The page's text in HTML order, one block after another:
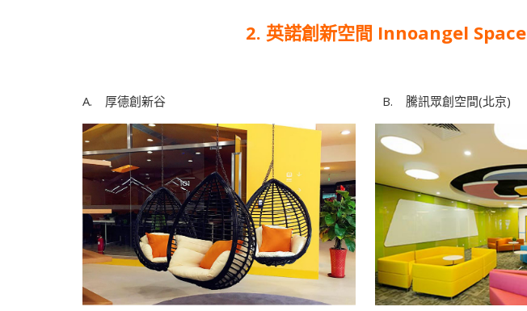
2. 英諾創新空間 Innoangel Space
A. 厚德創新谷 B. 騰訊眾創空間(北京)